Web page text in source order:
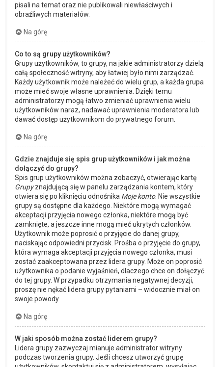
pisali na temat oraz nie publikowali niewłaściwych i
obraźliwych materiałów.
Na górę
Co to są grupy użytkowników?
Grupy użytkowników, to grupy, na jakie administratorzy dzielą
całą społeczność witryny, aby łatwiej było nimi zarządzać.
Każdy użytkownik może należeć do wielu grup, a każda grupa
może mieć swoje własne uprawnienia. Dzięki temu
administratorzy mogą łatwo zmieniać uprawnienia wielu
użytkowników naraz, nadawać uprawnienia moderatora lub
dawać dostęp użytkownikom do prywatnego forum.
Na górę
Gdzie znajduje się spis grup użytkowników i jak można
dołączyć do grupy?
Spis grup użytkowników można zobaczyć, otwierając kartę
Grupyznajdującą się w panelu zarządzania kontem, który
otwiera się po kliknięciu odnośnika Moje konto. Nie wszystkie
grupy są dostępne dla każdego. Niektóre mogą wymagać
akceptacji przyjęcia nowego członka, niektóre mogą być
zamknięte, a jeszcze inne mogą mieć ukrytych członków.
Użytkownik może poprosić o przyjęcie do danej grupy,
naciskając odpowiedni przycisk. Prośba o przyjęcie do grupy,
która wymaga akceptacji przyjęcia nowego członka, musi
zostać zaakceptowana przez lidera grupy. Może on poprosić
użytkownika o podanie wyjaśnień, dlaczego chce on dołączyć
do tej grupy. W przypadku otrzymania negatywnej decyzji,
proszę nie nękać lidera grupy pytaniami – widocznie miał on
swoje powody.
Na górę
W jaki sposób można zostać liderem grupy?
Lidera grupy zazwyczaj mianuje administrator witryny
podczas tworzenia grupy. Jeśli chcesz utworzyć grupę